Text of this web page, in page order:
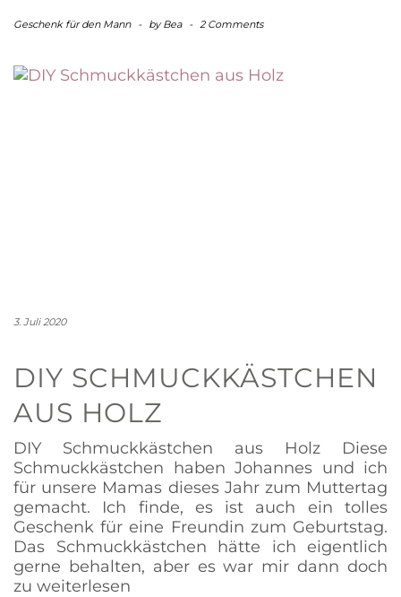
Geschenk für den Mann - byBea - 2 Comments
3. Juli 2020
DIY SCHMUCKKÄSTCHEN
AUS HOLZ
DIY Schmuckkästchen aus Holz Diese
Schmuckkästchen haben Johannes und ich
für unsere Mamas dieses Jahr zum Muttertag
gemacht. Ich finde, es ist auch ein tolles
Geschenk für eine Freundin zum Geburtstag.
Das Schmuckkästchen hätte ich eigentlich
gerne behalten, aber es war mir dann doch
zu weiterlesen